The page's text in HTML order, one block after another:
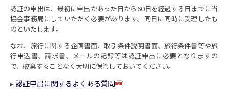
認証の申出は、最初に申出があった日から60日を経過する日までに当
協会事務局にしていただく必要があります。同日に同時に受理したも
のといたします。
なお、旅行に関する企画書面、取引条件説明書面、旅行条件書等や旅
行申込書、請求書、メールの記録等は認証申出に必要となりますの
で、破棄することなく大切に保管しておいてください。
▸ 認証申出に関するよくある質問